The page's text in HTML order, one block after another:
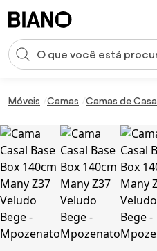
Entrada de pesquisa
Móveis Camas Camas de Casal